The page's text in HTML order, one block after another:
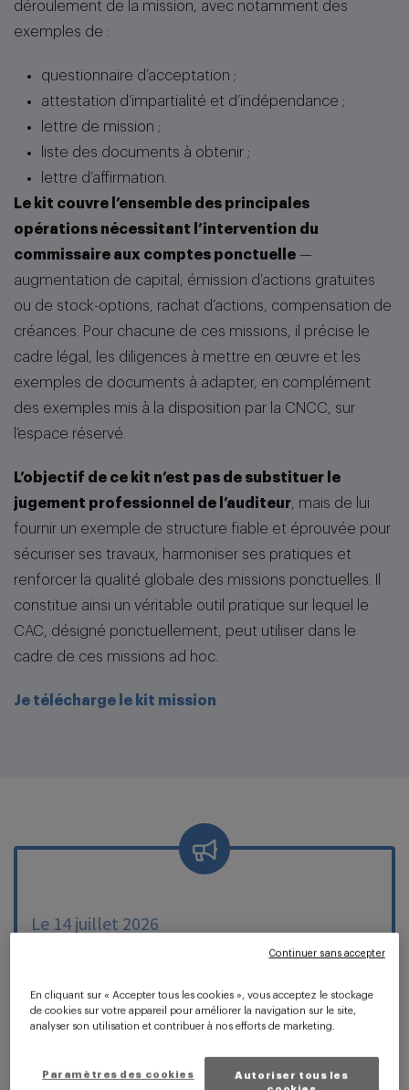
déroulement de la mission, avec notamment des
exemples de :
questionnaire d’acceptation ;
attestation d’impartialité et d’indépendance ;
lettre de mission ;
liste des documents à obtenir ;
lettre d’affirmation.
Le kit couvre l’ensemble des principales
opérations nécessitant l’intervention du
commissaire aux comptes ponctuelle —
augmentation de capital, émission d’actions gratuites
ou de stock-options, rachat d’actions, compensation de
créances. Pour chacune de ces missions, il précise le
cadre légal, les diligences à mettre en œuvre et les
exemples de documents à adapter, en complément
des exemples mis à la disposition par la CNCC, sur
l’espace réservé.
L’objectif de ce kit n’est pas de substituer le
jugement professionnel de l’auditeur , mais de lui
fournir un exemple de structure fiable et éprouvée pour
sécuriser ses travaux, harmoniser ses pratiques et
renforcer la qualité globale des missions ponctuelles. Il
constitue ainsi un véritable outil pratique sur lequel le
CAC, désigné ponctuellement, peut utiliser dans le
cadre de ces missions ad hoc.
Je télécharge le kit mission
Le 14 juillet 2026
Lanceurs d’alerte et LCB-FT :
quelle articulation avec les
obligations du commissaire aux
En cliquant sur « Accepter tous les cookies », vous acceptez le stockage
de cookies sur votre appareil pour améliorer la navigation sur le site,
analyser son utilisation et contribuer à nos efforts de marketing.
Autoriser tous les
Paramètres des cookies
Continuer sans accepter